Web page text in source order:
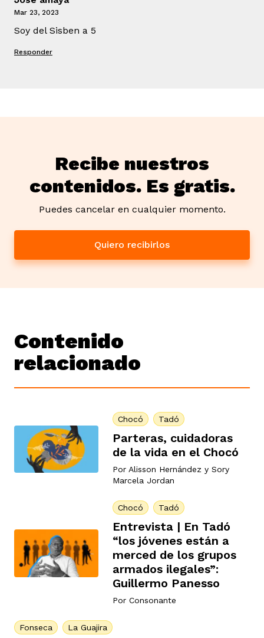
Mar 23, 2023
Soy del Sisben a 5
Responder
Recibe nuestros
contenidos. Es gratis.
Puedes cancelar en cualquier momento.
Quiero recibirlos
Contenido
relacionado
Chocó Tadó
Parteras, cuidadoras
de la vida en el Chocó
Por Alisson Hernández y Sory
Marcela Jordan
Chocó Tadó
Entrevista | En Tadó
“los jóvenes están a
merced de los grupos
armados ilegales”:
Guillermo Panesso
Por Consonante
Fonseca La Guajira